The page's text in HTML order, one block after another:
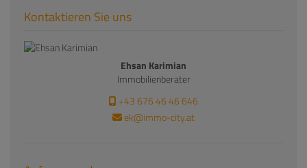
Kontaktieren Sie uns
Ehsan Karimian
Immobilienberater
+43 676 46 46 646
ek@immo-city.at